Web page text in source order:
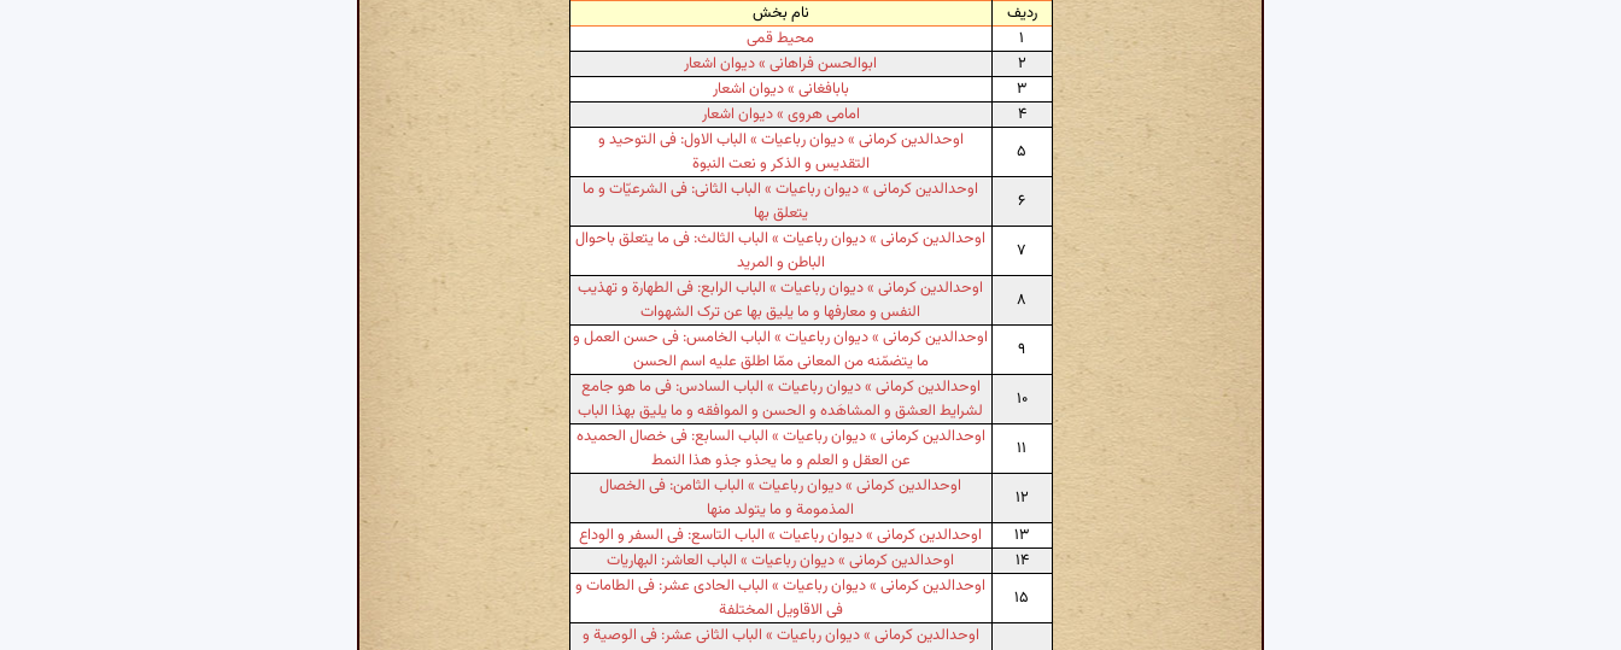
ردیف
نام بخش
۱
محیط قمی
۲
ابوالحسن فراهانی » دیوان اشعار
۳
بابافغانی » دیوان اشعار
۴
امامی هروی » دیوان اشعار
۵
اوحدالدین کرمانی » دیوان رباعیات » الباب الاول: فی التوحید و
التقدیس و الذکر و نعت النبوة
۶
اوحدالدین کرمانی » دیوان رباعیات » الباب الثانی: فی الشرعیّات و ما
یتعلق بها
۷
اوحدالدین کرمانی » دیوان رباعیات » الباب الثالث: فی ما یتعلق باحوال
الباطن و المرید
۸
اوحدالدین کرمانی » دیوان رباعیات » الباب الرابع: فی الطهارة و تهذیب
النفس و معارفها و ما یلیق بها عن ترک الشهوات
۹
اوحدالدین کرمانی » دیوان رباعیات » الباب الخامس: فی حسن العمل و
ما یتضمّنه من المعانی ممّا اطلق علیه اسم الحسن
۱۰
اوحدالدین کرمانی » دیوان رباعیات » الباب السادس: فی ما هو جامع
لشرایط العشق و المشاهَده و الحسن و الموافقه و ما یلیق بهذا الباب
۱۱
اوحدالدین کرمانی » دیوان رباعیات » الباب السابع: فی خصال الحمیده
عن العقل و العلم و ما یحذو جذو هذا النمط
۱۲
اوحدالدین کرمانی » دیوان رباعیات » الباب الثامن: فی الخصال
المذمومة و ما یتولد منها
۱۳
اوحدالدین کرمانی » دیوان رباعیات » الباب التاسع: فی السفر و الوداع
۱۴
اوحدالدین کرمانی » دیوان رباعیات » الباب العاشر: البهاریات
۱۵
اوحدالدین کرمانی » دیوان رباعیات » الباب الحادی عشر: فی الطامات و
فی الاقاویل المختلفة
اوحدالدین کرمانی » دیوان رباعیات » الباب الثانی عشر: فی الوصیة و